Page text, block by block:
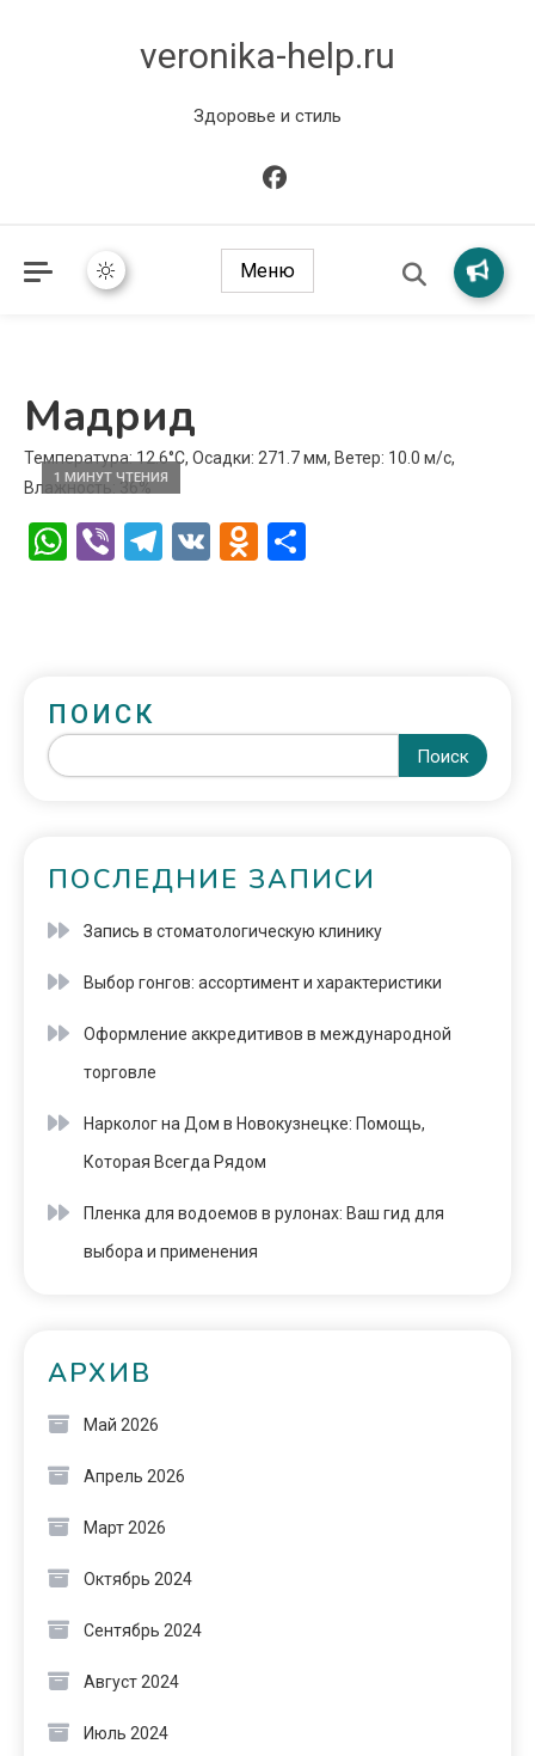
veronika-help.ru
Здоровье и стиль
Меню
Мадрид
1 МИНУТ ЧТЕНИЯ
Температура: 12.6°C, Осадки: 271.7 мм, Ветер: 10.0 м/с,
Влажность: 36%
WhatsApp
ViberTelegram
VK Odnoklassniki
ПОИСК
Поиск
ПОСЛЕДНИЕ ЗАПИСИ
Запись в стоматологическую клинику
Выбор гонгов: ассортимент и характеристики
Оформление аккредитивов в международной
торговле
Нарколог на Дом в Новокузнецке: Помощь,
Которая Всегда Рядом
Пленка для водоемов в рулонах: Ваш гид для
выбора и применения
АРХИВ
Май 2026
Апрель 2026
Март 2026
Октябрь 2024
Сентябрь 2024
Август 2024
Июль 2024